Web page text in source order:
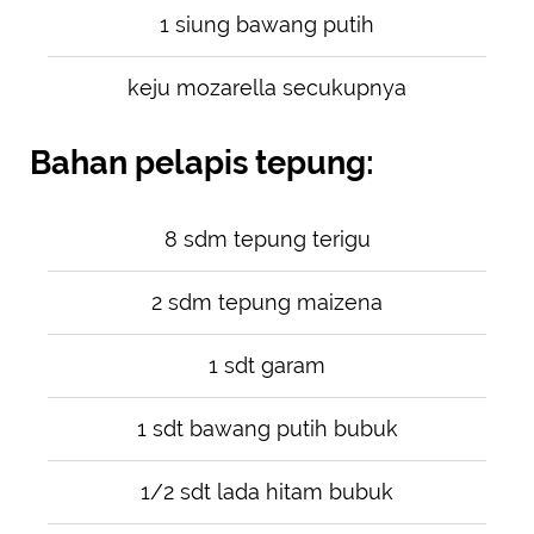
1 siung bawang putih
keju mozarella secukupnya
Bahan pelapis tepung:
8 sdm tepung terigu
2 sdm tepung maizena
1 sdt garam
1 sdt bawang putih bubuk
1/2 sdt lada hitam bubuk